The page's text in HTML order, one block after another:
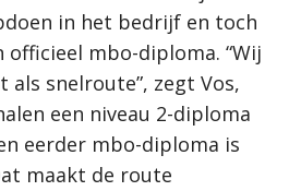
in het bedrijf en toch
officieel mbo-diploma. “Wij
snelroute”, zegt Vos,
een niveau 2-diploma
eerder mbo-diploma is
maakt de route